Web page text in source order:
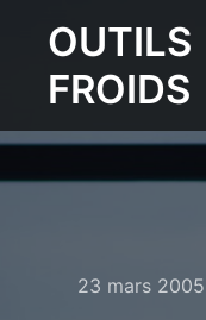
OUTILS
FROIDS
23 mars 2005